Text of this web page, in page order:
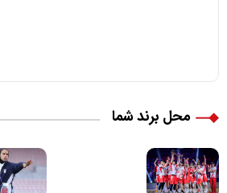
محل برند شما